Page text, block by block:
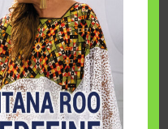
México unieron
de una …